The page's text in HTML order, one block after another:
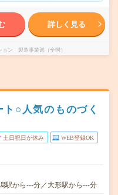
詳しく見る
ョン 製造事業部（全国）
○人気のものづく
土日祝日が休み WEB登録OK
駅から---分／大形駅から---分